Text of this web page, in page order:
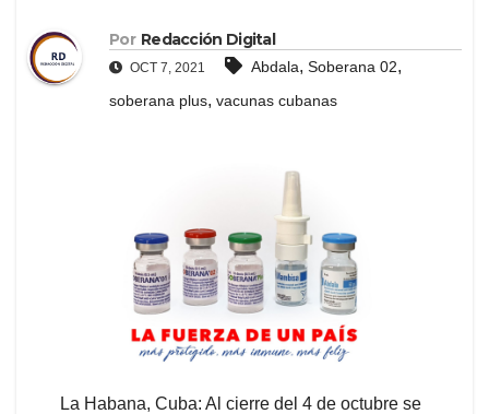
Por Redacción Digital
OCT 7, 2021 Abdala, Soberana 02,
soberana plus, vacunas cubanas
La Habana, Cuba: Al cierre del 4 de octubre se